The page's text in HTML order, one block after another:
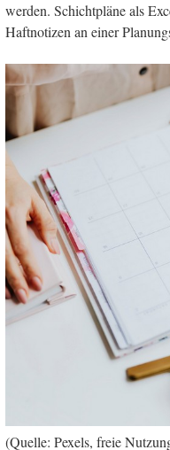
werden. Schichtpläne als
Haftnotizen an einer
(Quelle: Pexels, freie